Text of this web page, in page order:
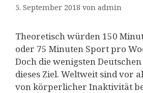
5. September 2018 von admin
Theoretisch würden 150
oder 75 Minuten Sport pro
Doch die wenigsten
dieses Ziel. Weltweit sind vor
von körperlicher Inaktivität